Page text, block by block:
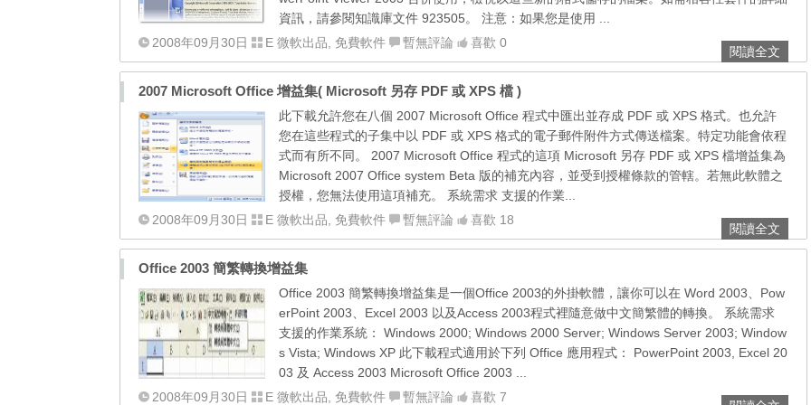
資訊，請參閱知識庫文件 923505。 注意：如果您是使用 ...
2008年09月30日
E 微軟出品 免費軟件 暫無評論 喜歡 0
閱讀全文
2007 Microsoft Office 增益集( Microsoft 另存 PDF 或 XPS 檔 )
此下載允許您在八個 2007 Microsoft Office 程式中匯出並存成 PDF 或 XPS 格式。也允許
您在這些程式的子集中以 PDF 或 XPS 格式的電子郵件附件方式傳送檔案。特定功能會依程
式而有所不同。 2007 Microsoft Office 程式的這項 Microsoft 另存 PDF 或 XPS 檔增益集為
Microsoft 2007 Office system Beta 版的補充內容，並受到授權條款的管轄。若無此軟體之
授權，您無法使用這項補充。 系統需求 支援的作業...
2008年09月30日
E 微軟出品 免費軟件 暫無評論 喜歡 18
閱讀全文
Office 2003 簡繁轉換增益集
Office 2003 簡繁轉換增益集是一個Office 2003的外掛軟體，讓你可以在 Word 2003、Pow
erPoint 2003、Excel 2003 以及Access 2003程式裡隨意做中文簡繁體的轉換。 系統需求
支援的作業系統： Windows 2000; Windows 2000 Server; Windows Server 2003; Window
s Vista; Windows XP 此下載程式適用於下列 Office 應用程式： PowerPoint 2003, Excel 20
03 及 Access 2003 Microsoft Office 2003 ...
2008年09月30日
E 微軟出品 免費軟件 暫無評論 喜歡 7